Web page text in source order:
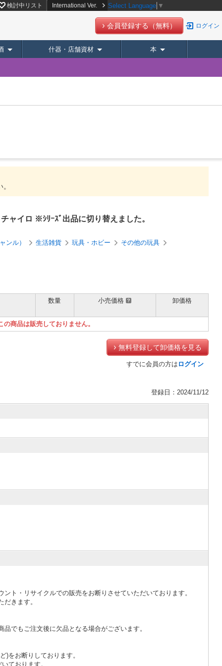
検討中リスト International Ver. Select Language ▼
会員登録する（無料） ログイン
什器・店舗資材 本
ャイロ ※ｼﾘｰｽﾞ出品に切り替えました。
ンル） 生活雑貨 玩具・ホビー
その他の玩具
数量 小売価格 卸価格
の商品は販売しておりません。
無料登録して卸価格を見る
すでに会員の方は ログイン
登録日：2024/11/12
ント・リサイクルでの販売をお断りさせていただいております。
きます。
でもご注文後に欠品となる場合がございます。
)をお断りしております。
ております。